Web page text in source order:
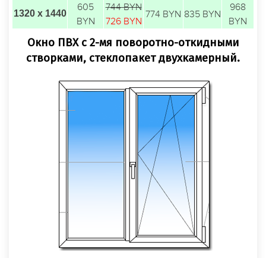
1320 х 1440
605
BYN
744 BYN
726 BYN
774 BYN 835 BYN
968
BYN
Окно ПВХ с 2-мя поворотно-откидными
створками, стеклопакет двухкамерный.